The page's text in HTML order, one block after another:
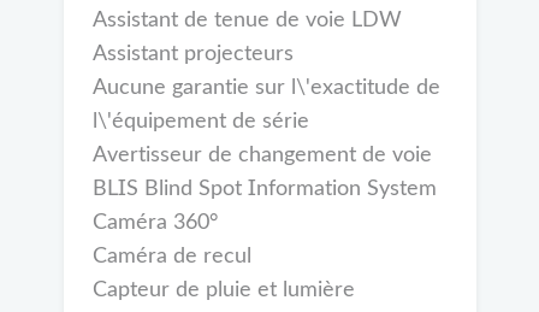
Assistant de tenue de voie LDW
Assistant projecteurs
Aucune garantie sur l\'exactitude de
l\'équipement de série
Avertisseur de changement de voie
BLIS Blind Spot Information System
Caméra 360°
Caméra de recul
Capteur de pluie et lumière